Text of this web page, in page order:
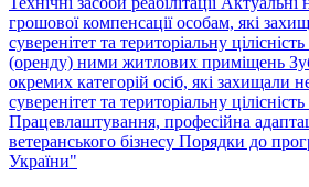
грошової компенсації особам, які
суверенітет та територіальну
(оренду) ними житлових приміщень
окремих категорій осіб, які захищали
суверенітет та територіальну
Працевлаштування, професійна
ветеранського бізнесу Порядки до
України"